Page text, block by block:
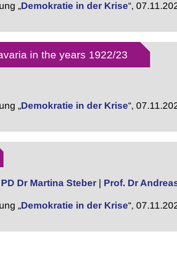
„Demokratie in der Krise“,
in the years 1922/23
„Demokratie in der Krise“,
PD Dr Martina Steber Prof. Dr
„Demokratie in der Krise“,